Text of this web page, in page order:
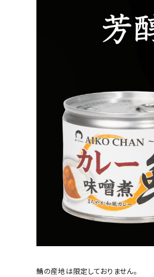
鯖の産地は限定しておりません。